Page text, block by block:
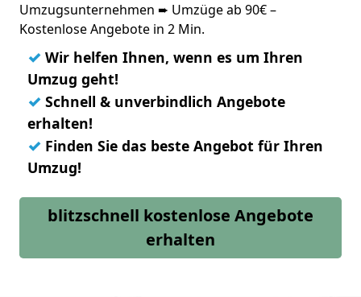
Umzugsunternehmen ➨ Umzüge ab 90€ –
Kostenlose Angebote in 2 Min.
✓ Wir helfen Ihnen, wenn es um Ihren
Umzug geht!
✓ Schnell & unverbindlich Angebote
erhalten!
✓ Finden Sie das beste Angebot für Ihren
Umzug!
blitzschnell kostenlose Angebote
erhalten